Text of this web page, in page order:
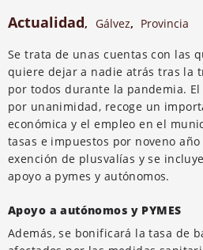
Actualidad, Gálvez, Provincia
Se trata de unas cuentas con las
quiere dejar a nadie atrás tras la
por todos durante la pandemia.
por unanimidad, recoge un
económica y el empleo en el
tasas e impuestos por noveno
exención de plusvalías y se
apoyo a pymes y autónomos.
Apoyo a autónomos y PYMES
Además, se bonificará la tasa de